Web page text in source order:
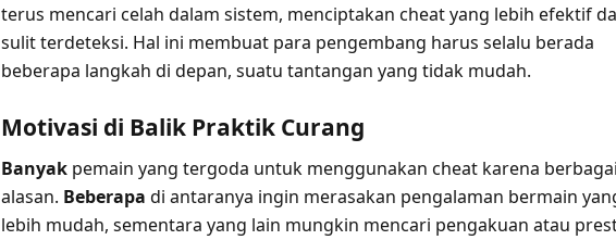
terus mencari celah dalam sistem, menciptakan cheat yang lebih efektif
sulit terdeteksi. Hal ini membuat para pengembang harus selalu berada
beberapa langkah di depan, suatu tantangan yang tidak mudah.
Motivasi di Balik Praktik Curang
Banyak pemain yang tergoda untuk menggunakan cheat karena berbagai
alasan. Beberapa di antaranya ingin merasakan pengalaman bermain
lebih mudah, sementara yang lain mungkin mencari pengakuan atau